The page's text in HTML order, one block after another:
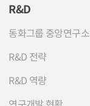
R&D
동화그룹 중앙연구소
R&D 전략
R&D 역량